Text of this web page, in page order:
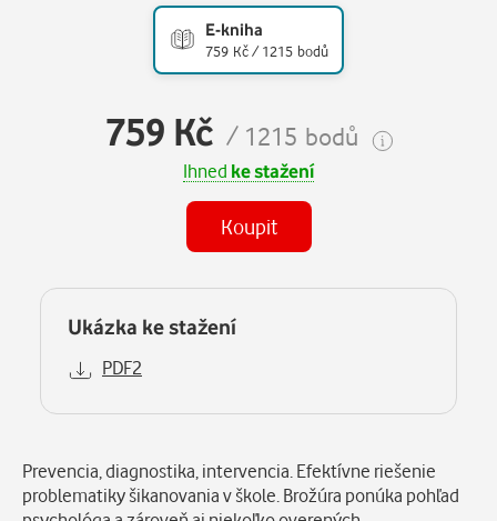
E-kniha
759 Kč / 1215 bodů
759 Kč / 1215 bodů
Ihned ke stažení
Koupit
Ukázka ke stažení
PDF2
Popis
Prevencia, diagnostika, intervencia. Efektívne riešenie
problematiky šikanovania v škole. Brožúra ponúka pohľad